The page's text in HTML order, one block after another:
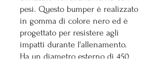
pesi. Questo bumper è realizzato
in gomma di colore nero ed è
progettato per resistere agli
impatti durante l'allenamento.
Ha un diametro esterno di 450